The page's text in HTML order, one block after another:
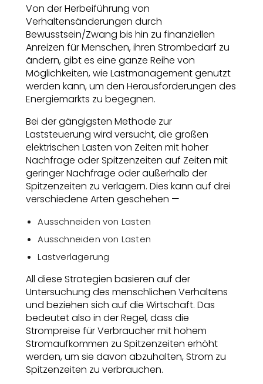
Von der Herbeiführung von
Verhaltensänderungen durch
Bewusstsein/Zwang bis hin zu finanziellen
Anreizen für Menschen, ihren Strombedarf zu
ändern, gibt es eine ganze Reihe von
Möglichkeiten, wie Lastmanagement genutzt
werden kann, um den Herausforderungen des
Energiemarkts zu begegnen.
Bei der gängigsten Methode zur
Laststeuerung wird versucht, die großen
elektrischen Lasten von Zeiten mit hoher
Nachfrage oder Spitzenzeiten auf Zeiten mit
geringer Nachfrage oder außerhalb der
Spitzenzeiten zu verlagern. Dies kann auf drei
verschiedene Arten geschehen —
Ausschneiden von Lasten
Ausschneiden von Lasten
Lastverlagerung
All diese Strategien basieren auf der
Untersuchung des menschlichen Verhaltens
und beziehen sich auf die Wirtschaft. Das
bedeutet also in der Regel, dass die
Strompreise für Verbraucher mit hohem
Stromaufkommen zu Spitzenzeiten erhöht
werden, um sie davon abzuhalten, Strom zu
Spitzenzeiten zu verbrauchen.